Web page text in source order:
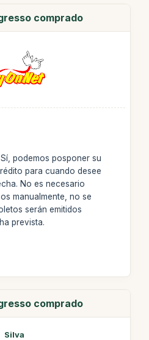
comprado
podemos posponer su
para cuando desee
No es necesario
manualmente, no se
serán emitidos
prevista.
comprado
Silva